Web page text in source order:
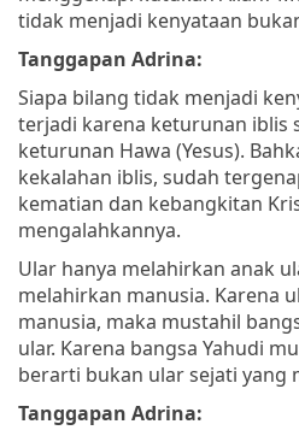
tidak menjadi kenyataan
Tanggapan Adrina:
Siapa bilang tidak menjadi
terjadi karena keturunan iblis
keturunan Hawa (Yesus).
kekalahan iblis, sudah
kematian dan kebangkitan
mengalahkannya.
Ular hanya melahirkan anak
melahirkan manusia. Karena
manusia, maka mustahil
ular. Karena bangsa Yahudi
berarti bukan ular sejati yang
Tanggapan Adrina: